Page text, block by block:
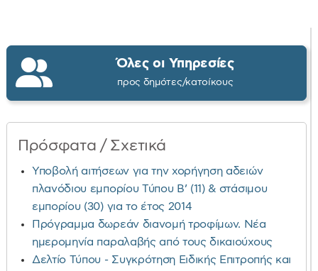
Όλες οι Υπηρεσίες
προς δημότες/κατοίκους
Πρόσφατα / Σχετικά
Υποβολή αιτήσεων για την χορήγηση αδειών
πλανόδιου εμπορίου Τύπου Β’ (11) & στάσιμου
εμπορίου (30) για το έτος 2014
Πρόγραμμα δωρεάν διανομή τροφίμων. Νέα
ημερομηνία παραλαβής από τους δικαιούχους
Δελτίο Τύπου - Συγκρότηση Ειδικής Επιτροπής και